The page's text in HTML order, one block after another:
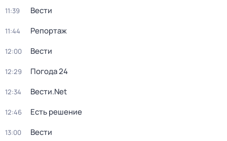
11:39 Вести
11:44 Репортаж
12:00 Вести
12:29 Погода 24
12:34 Вести.Net
12:46 Есть решение
13:00 Вести